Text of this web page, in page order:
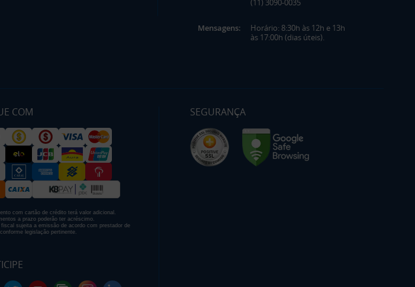
(11) 3090-0035
Mensagens:
Horário: 8:30h às 12h e 13h
às 17:00h (dias úteis).
COM
com cartão de crédito terá valor adicional.
a prazo poderão ter acréscimo.
sujeita a emissão de acordo com prestador de
legislação pertinente.
SEGURANÇA